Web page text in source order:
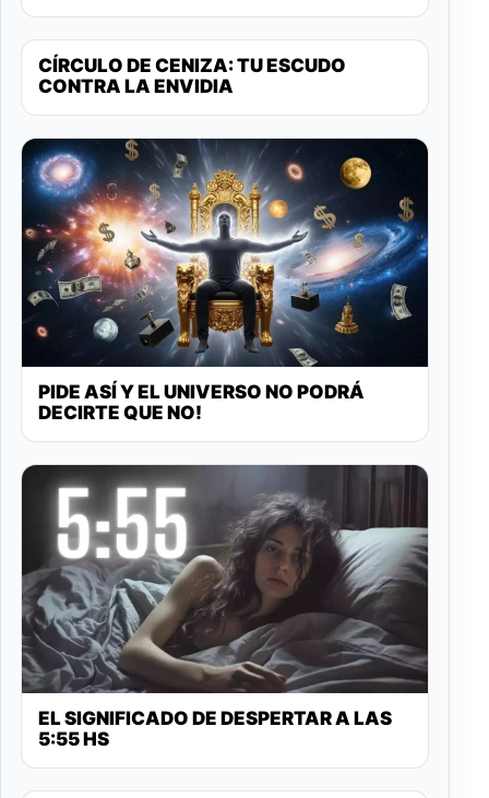
CÍRCULO DE CENIZA: TU ESCUDO
CONTRA LA ENVIDIA
PIDE ASÍ Y EL UNIVERSO NO PODRÁ
DECIRTE QUE NO!
EL SIGNIFICADO DE DESPERTAR A LAS
5:55 HS